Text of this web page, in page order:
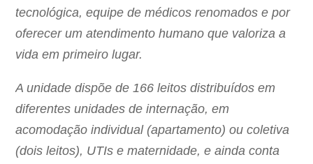
tecnológica, equipe de médicos renomados e por
oferecer um atendimento humano que valoriza a
vida em primeiro lugar.
A unidade dispõe de 166 leitos distribuídos em
diferentes unidades de internação, em
acomodação individual (apartamento) ou coletiva
(dois leitos), UTIs e maternidade, e ainda conta